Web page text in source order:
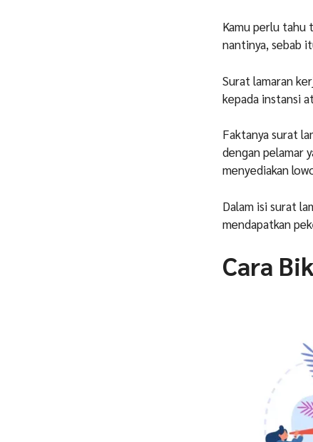
Kamu perlu tahu
nantinya, sebab
Surat lamaran
kepada instansi
Faktanya surat
dengan pelamar
menyediakan
Dalam isi surat
mendapatkan
Cara